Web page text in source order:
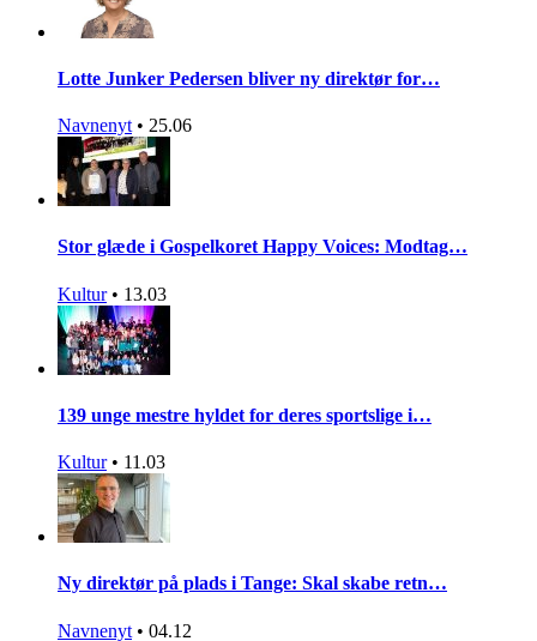
Lotte Junker Pedersen bliver ny direktør for…
Navnenyt • 25.06
Stor glæde i Gospelkoret Happy Voices: Modtag…
Kultur • 13.03
139 unge mestre hyldet for deres sportslige i…
Kultur • 11.03
Ny direktør på plads i Tange: Skal skabe retn…
Navnenyt • 04.12